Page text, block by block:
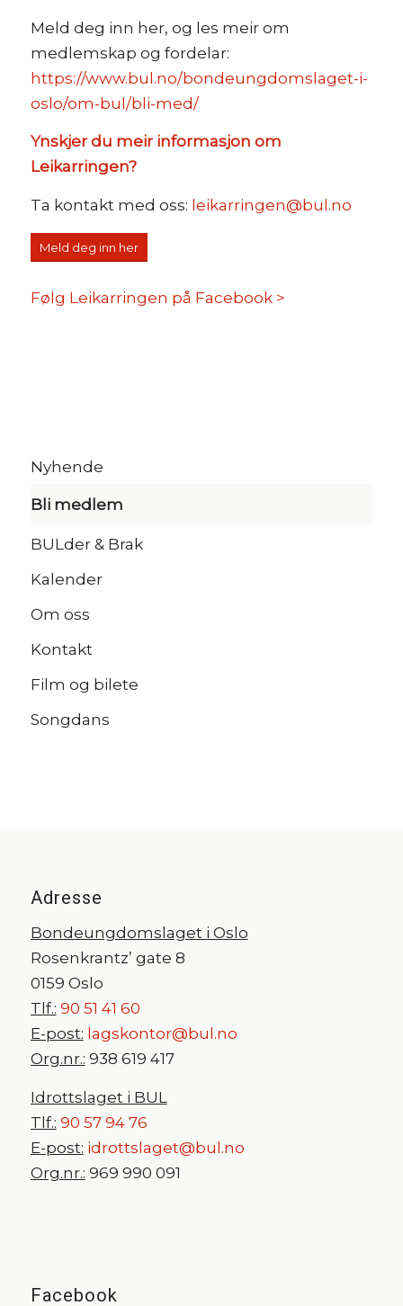
Meld deg inn her, og les meir om
medlemskap og fordelar:
https://www.bul.no/bondeungdomslaget-i-
oslo/om-bul/bli-med/
Ynskjer du meir informasjon om
Leikarringen?
Ta kontakt med oss: leikarringen@bul.no
Meld deg inn her
Følg Leikarringen på Facebook >
Nyhende
Bli medlem
BULder & Brak
Kalender
Om oss
Kontakt
Film og bilete
Songdans
Adresse
Bondeungdomslaget i Oslo
Rosenkrantz’ gate 8
0159 Oslo
Tlf.: 90 51 41 60
E-post: lagskontor@bul.no
Org.nr.: 938 619 417
Idrottslaget i BUL
Tlf.: 90 57 94 76
E-post: idrottslaget@bul.no
Org.nr.: 969 990 091
Facebook